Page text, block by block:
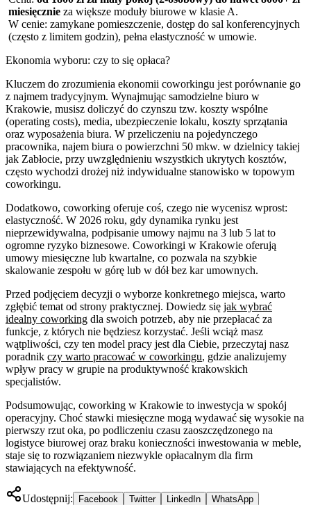
miesięcznie za większe moduły biurowe w klasie A.
W cenie: zamykane pomieszczenie, dostęp do sal konferencyjnych
(często z limitem godzin), pełna elastyczność w umowie.
Ekonomia wyboru: czy to się opłaca?
Kluczem do zrozumienia ekonomii coworkingu jest porównanie go
z najmem tradycyjnym. Wynajmując samodzielne biuro w
Krakowie, musisz doliczyć do czynszu tzw. koszty wspólne
(operating costs), media, ubezpieczenie lokalu, koszty sprzątania
oraz wyposażenia biura. W przeliczeniu na pojedynczego
pracownika, najem biura o powierzchni 50 mkw. w dzielnicy takiej
jak Zabłocie, przy uwzględnieniu wszystkich ukrytych kosztów,
często wychodzi drożej niż indywidualne stanowisko w topowym
coworkingu.
Dodatkowo, coworking oferuje coś, czego nie wycenisz wprost:
elastyczność. W 2026 roku, gdy dynamika rynku jest
nieprzewidywalna, podpisanie umowy najmu na 3 lub 5 lat to
ogromne ryzyko biznesowe. Coworkingi w Krakowie oferują
umowy miesięczne lub kwartalne, co pozwala na szybkie
skalowanie zespołu w górę lub w dół bez kar umownych.
Przed podjęciem decyzji o wyborze konkretnego miejsca, warto
zgłębić temat od strony praktycznej. Dowiedz się jak wybrać
idealny coworking dla swoich potrzeb, aby nie przepłacać za
funkcje, z których nie będziesz korzystać. Jeśli wciąż masz
wątpliwości, czy ten model pracy jest dla Ciebie, przeczytaj nasz
poradnik czy warto pracować w coworkingu, gdzie analizujemy
wpływ pracy w grupie na produktywność krakowskich
specjalistów.
Podsumowując, coworking w Krakowie to inwestycja w spokój
operacyjny. Choć stawki miesięczne mogą wydawać się wysokie na
pierwszy rzut oka, po podliczeniu czasu zaoszczędzonego na
logistyce biurowej oraz braku konieczności inwestowania w meble,
staje się to rozwiązaniem niezwykle opłacalnym dla firm
stawiających na efektywność.
Udostępnij: Facebook Twitter LinkedIn WhatsApp